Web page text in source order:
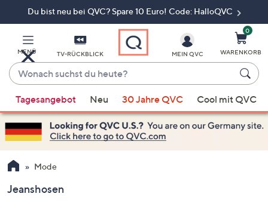
Du bist neu bei QVC? Spare 10 Euro! Code: HalloQVC
MENÜ TV-RÜCKBLICK
Wonach
suchst
du
heute?
Vorschläge
verfügbar
sind,
verwenden
Sie
Pfeiltasten
MEIN QVC
0
WARENKORB
Tagesangebot Neu 30 Jahre QVC Cool mit QVC
Mode
Jeanshosen